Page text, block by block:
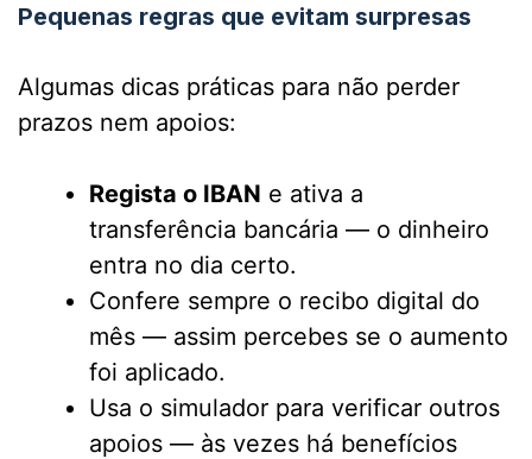
Pequenas regras que evitam surpresas
Algumas dicas práticas para não perder
prazos nem apoios:
Regista o IBAN e ativa a
transferência bancária — o dinheiro
entra no dia certo.
Confere sempre o recibo digital do
mês — assim percebes se o aumento
foi aplicado.
Usa o simulador para verificar outros
apoios — às vezes há benefícios